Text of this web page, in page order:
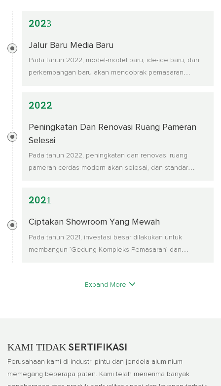
2023
Jalur Baru Media Baru
Pada tahun 2022, model-model baru, ide-ide baru, dan
perkembangan baru akan mendobrak pemasaran
2022
Peningkatan Dan Renovasi Ruang Pameran
Selesai
Pada tahun 2022, peningkatan dan renovasi ruang
pameran cerdas modern akan selesai, dan standar
2021
Ciptakan Showroom Yang Mewah
Pada tahun 2021, investasi besar dilakukan untuk
membangun 'Gedung Kompleks Pemasaran' dan
Expand More
KAMI TIDAK SERTIFIKASI
Perusahaan kami di industri pintu dan jendela aluminium
memegang beberapa paten. Kami telah menerima banyak